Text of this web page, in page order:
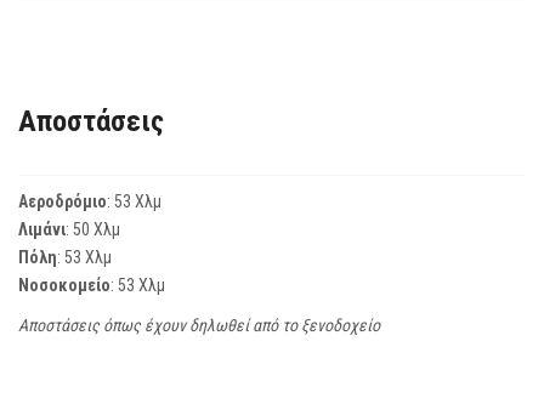
Αποστάσεις
Αεροδρόμιο: 53 Χλμ
Λιμάνι: 50 Χλμ
Πόλη: 53 Χλμ
Νοσοκομείο: 53 Χλμ
Αποστάσεις όπως έχουν δηλωθεί από το ξενοδοχείο